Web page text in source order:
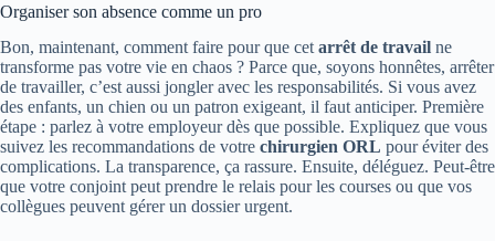
Organiser son absence comme un pro
Bon, maintenant, comment faire pour que cetarrêt de travail ne
transforme pas votre vie en chaos ? Parce que, soyons honnêtes, arrêter
de travailler, c’est aussi jongler avec les responsabilités. Si vous avez
des enfants, un chien ou un patron exigeant, il faut anticiper. Première
étape : parlez à votre employeur dès que possible. Expliquez que vous
suivez les recommandations de votre chirurgien ORL pour éviter des
complications. La transparence, ça rassure. Ensuite, déléguez. Peut-être
que votre conjoint peut prendre le relais pour les courses ou que vos
collègues peuvent gérer un dossier urgent.